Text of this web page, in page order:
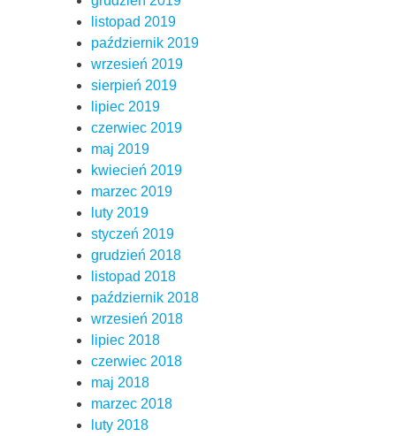
listopad 2019
październik 2019
wrzesień 2019
sierpień 2019
lipiec 2019
czerwiec 2019
maj 2019
kwiecień 2019
marzec 2019
luty 2019
styczeń 2019
grudzień 2018
listopad 2018
październik 2018
wrzesień 2018
lipiec 2018
czerwiec 2018
maj 2018
marzec 2018
luty 2018